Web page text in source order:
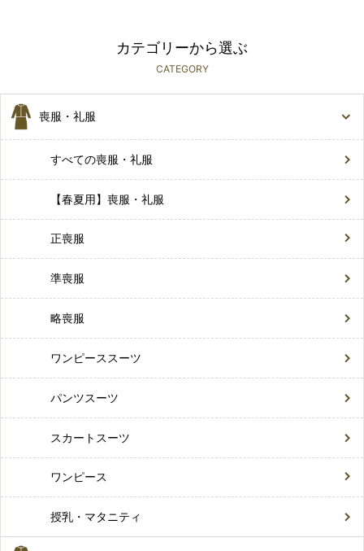
カテゴリーから選ぶ
CATEGORY
喪服・礼服
すべての喪服・礼服
【春夏用】喪服・礼服
正喪服
準喪服
略喪服
ワンピーススーツ
パンツスーツ
スカートスーツ
ワンピース
授乳・マタニティ